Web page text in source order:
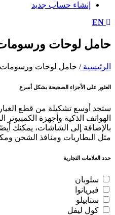
إنشاء حساب جديد
EN
حامل لوحات
الرئيسية/ حامل لوحات ورسومات
العثور على الأجزاء الصحيحة بشكل أسرع
ستجد أوسع تشكيلة من قطع الغيار
الهواتف الذكية وأجهزة الكمبيوتر
بالإضافة إلى الشاشات، يمكنك
مثل البطاريات ومنافذ الشحن
حدد العلامات التجارية
سلوبان
فبريانوا
ستابيلو
كول ليفل